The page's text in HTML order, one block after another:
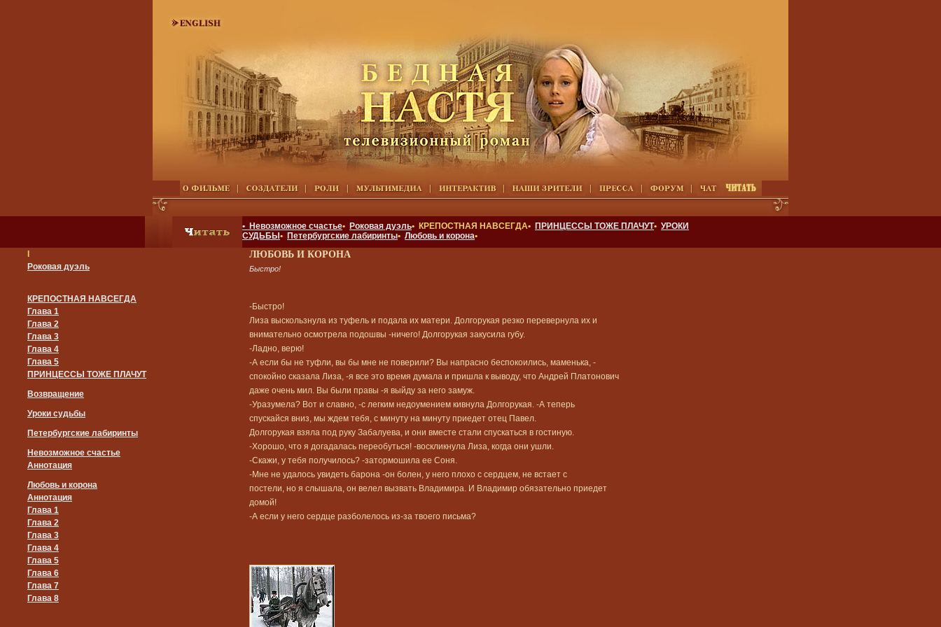
• Невозможное счастье• Роковая дуэль• КРЕПОСТНАЯ НАВСЕГДА• ПРИНЦЕССЫ ТОЖЕ ПЛАЧУТ• УРОКИ
СУДЬБЫ • Петербургские лабиринты• Любовь и корона•
Роковая дуэль
КРЕПОСТНАЯ НАВСЕГДА
Глава 1
Глава 2
Глава 3
Глава 4
Глава 5
ПРИНЦЕССЫ ТОЖЕ ПЛАЧУТ
Возвращение
Уроки судьбы
Петербургские лабиринты
Невозможное счастье
Аннотация
Любовь и корона
Аннотация
Глава 1
Глава 2
Глава 3
Глава 4
Глава 5
Глава 6
Глава 7
Глава 8
ЛЮБОВЬ И КОРОНА
Быстро!
-Быстро!
Лиза выскользнула из туфель и подала их матери. Долгорукая резко перевернула их и
внимательно осмотрела подошвы -ничего! Долгорукая закусила губу.
-Ладно, верю!
-А если бы не туфли, вы бы мне не поверили? Вы напрасно беспокоились, маменька, -
спокойно сказала Лиза, -я все это время думала и пришла к выводу, что Андрей Платонович
даже очень мил. Вы были правы -я выйду за него замуж.
-Уразумела? Вот и славно, -с легким недоумением кивнула Долгорукая. -А теперь
спускайся вниз, мы ждем тебя, с минуту на минуту приедет отец Павел.
Долгорукая взяла под руку Забалуева, и они вместе стали спускаться в гостиную.
-Хорошо, что я догадалась переобуться! -воскликнула Лиза, когда они ушли.
-Скажи, у тебя получилось? -затормошила ее Соня.
-Мне не удалось увидеть барона -он болен, у него плохо с сердцем, не встает с
постели, но я слышала, он велел вызвать Владимира. И Владимир обязательно приедет
домой!
-А если у него сердце разболелось из-за твоего письма?